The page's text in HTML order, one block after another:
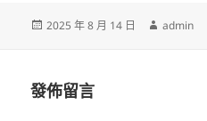
發
2025 年 8 月 14 日
作
admin
發佈留言